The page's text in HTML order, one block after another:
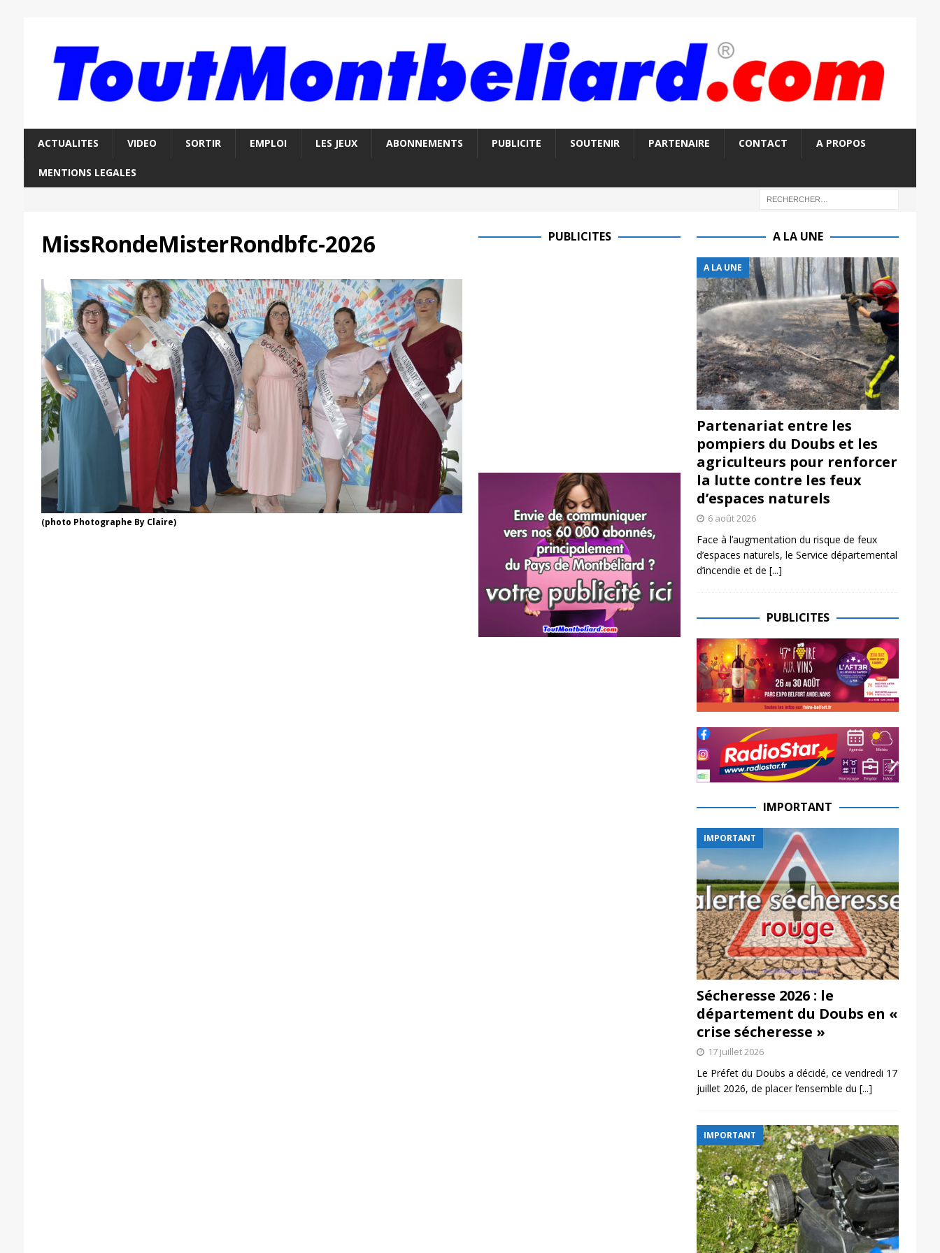
ACTUALITES VIDEO SORTIR EMPLOI LES JEUX ABONNEMENTS PUBLICITE SOUTENIR PARTENAIRE CONTACT A PROPOS
MENTIONS LEGALES
MissRondeMisterRondbfc-2026
(photo Photographe By Claire)
PUBLICITES A LA UNE
A LA UNE
Partenariat entre les
pompiers du Doubs et les
agriculteurs pour renforcer
la lutte contre les feux
d’espaces naturels
6 août 2026
Face à l’augmentation du risque de feux
d’espaces naturels, le Service départemental
d’incendie et de [...]
PUBLICITES
IMPORTANT
IMPORTANT
Sécheresse 2026 : le
département du Doubs en «
crise sécheresse »
17 juillet 2026
Le Préfet du Doubs a décidé, ce vendredi 17
juillet 2026, de placer l’ensemble du [...]
IMPORTANT